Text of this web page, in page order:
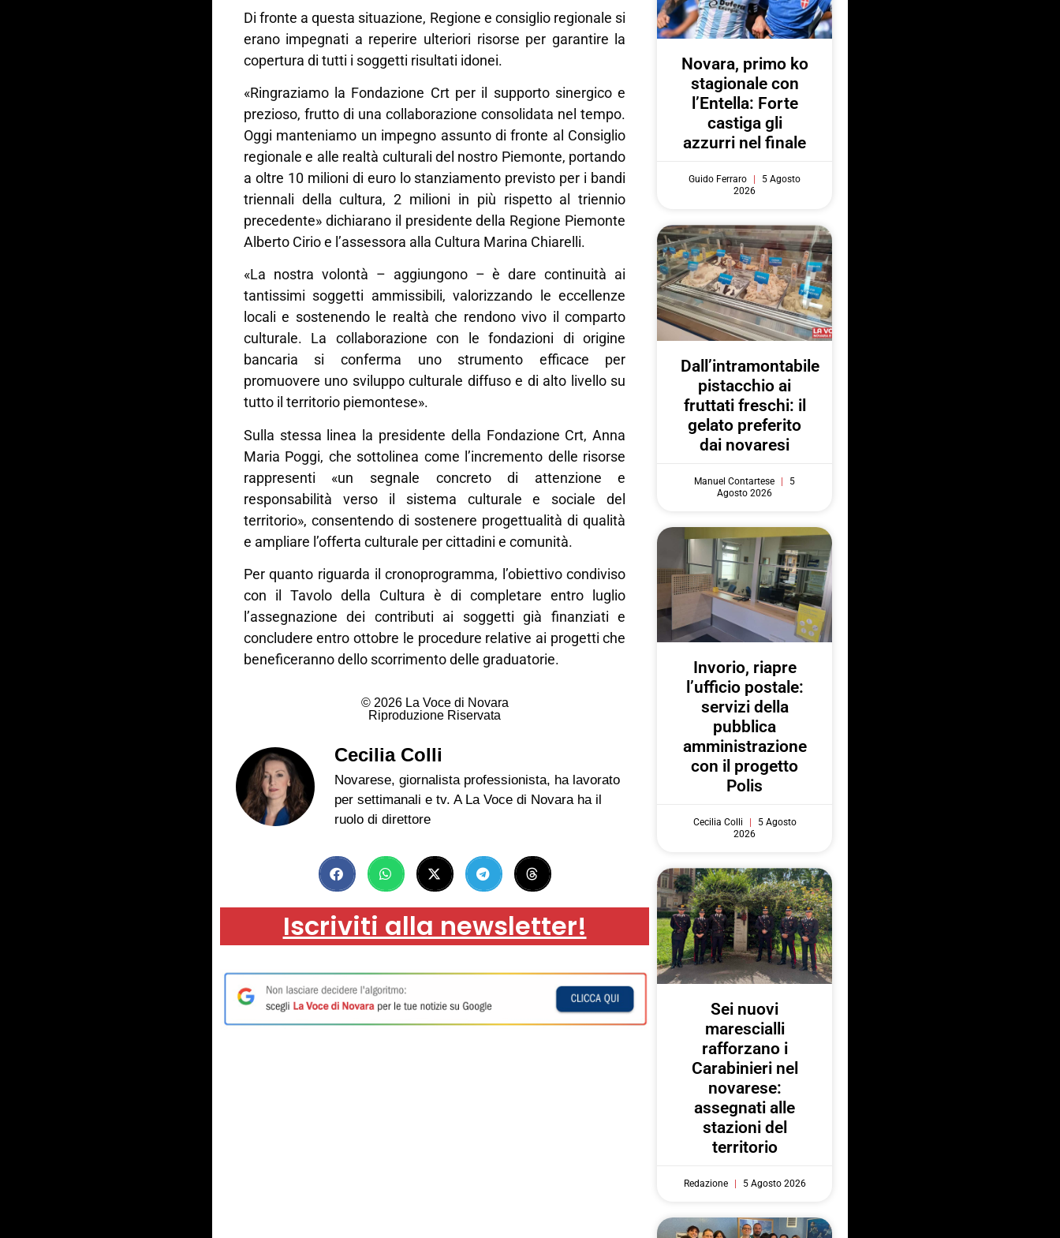
Di fronte a questa situazione, Regione e consiglio regionale si
erano impegnati a reperire ulteriori risorse per garantire la
copertura di tutti i soggetti risultati idonei.
«Ringraziamo la Fondazione Crt per il supporto sinergico e
prezioso, frutto di una collaborazione consolidata nel tempo.
Oggi manteniamo un impegno assunto di fronte al Consiglio
regionale e alle realtà culturali del nostro Piemonte, portando
a oltre 10 milioni di euro lo stanziamento previsto per i bandi
triennali della cultura, 2 milioni in più rispetto al triennio
precedente» dichiarano il presidente della Regione Piemonte
Alberto Cirio e l’assessora alla Cultura Marina Chiarelli.
«La nostra volontà – aggiungono – è dare continuità ai
tantissimi soggetti ammissibili, valorizzando le eccellenze
locali e sostenendo le realtà che rendono vivo il comparto
culturale. La collaborazione con le fondazioni di origine
bancaria si conferma uno strumento efficace per
promuovere uno sviluppo culturale diffuso e di alto livello su
tutto il territorio piemontese».
Sulla stessa linea la presidente della Fondazione Crt, Anna
Maria Poggi, che sottolinea come l’incremento delle risorse
rappresenti «un segnale concreto di attenzione e
responsabilità verso il sistema culturale e sociale del
territorio», consentendo di sostenere progettualità di qualità
e ampliare l’offerta culturale per cittadini e comunità.
Per quanto riguarda il cronoprogramma, l’obiettivo condiviso
con il Tavolo della Cultura è di completare entro luglio
l’assegnazione dei contributi ai soggetti già finanziati e
concludere entro ottobre le procedure relative ai progetti che
beneficeranno dello scorrimento delle graduatorie.
© 2026 La Voce di Novara
Riproduzione Riservata
Cecilia Colli
Novarese, giornalista professionista, ha lavorato
per settimanali e tv. A La Voce di Novara ha il
ruolo di direttore
Iscriviti alla newsletter!
Novara, primo ko
stagionale con
l’Entella: Forte
castiga gli
azzurri nel finale
Guido Ferraro
5 Agosto
2026
Dall’intramontabile
pistacchio ai
fruttati freschi: il
gelato preferito
dai novaresi
Manuel Contartese
5
Agosto 2026
Invorio, riapre
l’ufficio postale:
servizi della
pubblica
amministrazione
con il progetto
Polis
Cecilia Colli
5 Agosto
2026
Sei nuovi
marescialli
rafforzano i
Carabinieri nel
novarese:
assegnati alle
stazioni del
territorio
Redazione 5 Agosto 2026